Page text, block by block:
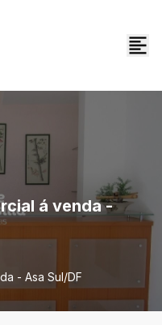
á venda -
- Asa Sul/DF